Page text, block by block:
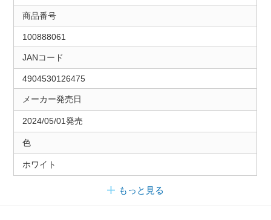
商品番号
100888061
JANコード
4904530126475
メーカー発売日
2024/05/01発売
色
ホワイト
もっと見る